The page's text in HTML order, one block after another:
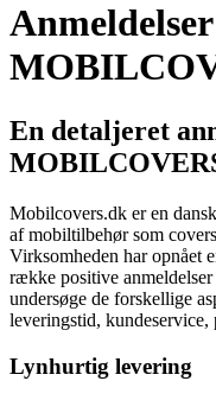
En detaljeret
Mobilcovers.dk er en
af mobiltilbehør som
Virksomheden har opnået
række positive
undersøge de forskellige
leveringstid,
Lynhurtig levering